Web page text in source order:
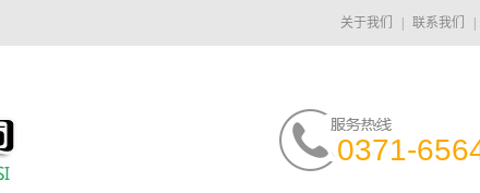
关于我们 联系我们
0371-